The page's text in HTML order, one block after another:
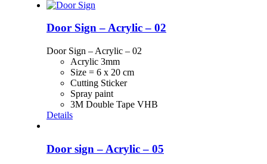
Door Sign – Acrylic – 02
Door Sign – Acrylic – 02
Acrylic 3mm
Size = 6 x 20 cm
Cutting Sticker
Spray paint
3M Double Tape VHB
Details
Door sign – Acrylic – 05